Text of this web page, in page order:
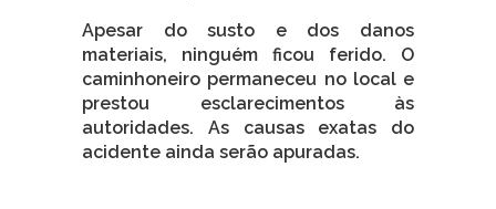
Apesar do susto e dos danos
materiais, ninguém ficou ferido. O
caminhoneiro permaneceu no local e
prestou esclarecimentos às
autoridades. As causas exatas do
acidente ainda serão apuradas.